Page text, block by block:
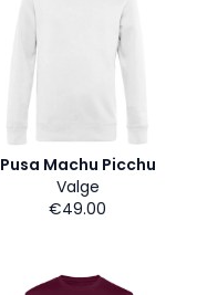
Pusa Machu Picchu
Valge
€49.00